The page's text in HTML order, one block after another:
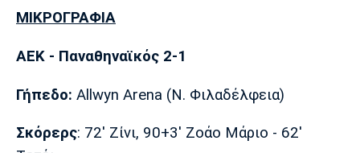
ΜΙΚΡΟΓΡΑΦΙΑ
AEK - Παναθηναϊκός 2-1
Γήπεδο: Αllwyn Arena (Ν. Φιλαδέλφεια)
Σκόρερς: 72' Ζίνι, 90+3' Ζοάο Μάριο - 62'